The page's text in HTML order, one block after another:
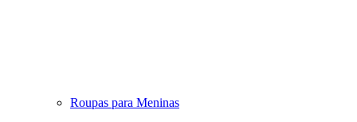
Roupas para Meninas